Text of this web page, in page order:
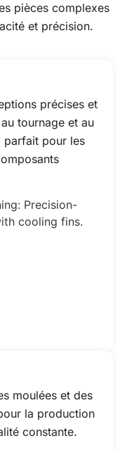
pièces complexes
et précision.
précises et
tournage et au
parfait pour les
moulées et des
la production
constante.